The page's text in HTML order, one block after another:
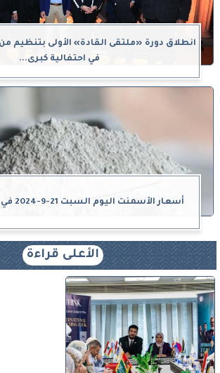
انطلاق دورة «ملتقى القادة» الأولى بتنظيم
في احتفالية كبرى...
أسعار الأسمنت اليوم السبت 21-9-2024 في محافظة المنيا
الأعلى قراءة